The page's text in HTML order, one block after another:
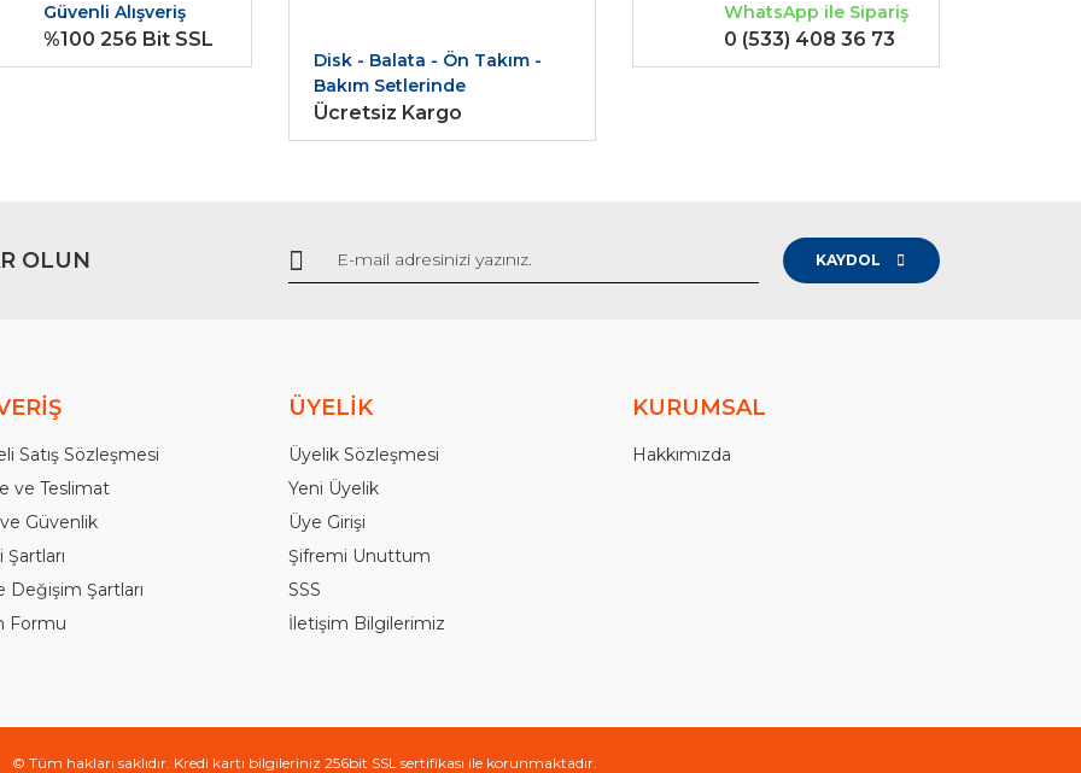
Gönder
Güvenli Alışveriş
%100 256 Bit SSL
Disk - Balata - Ön Takım -
Bakım Setlerinde
Ücretsiz Kargo
WhatsApp ile Sipariş
0 (533) 408 36 73
OLUN KAYDOL
Satış Sözleşmesi
ve Teslimat
Güvenlik
Şartları
Değişim Şartları
Formu
ÜYELİK
Üyelik Sözleşmesi
Yeni Üyelik
Üye Girişi
Şifremi Unuttum
SSS
İletişim Bilgilerimiz
KURUMSAL
Hakkımızda
© Tüm hakları saklıdır. Kredi kartı bilgileriniz 256bit SSL sertifikası ile korunmaktadır.